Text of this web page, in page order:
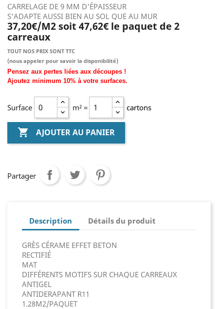
CARRELAGE DE 9 MM D'ÉPAISSEUR
S'ADAPTE AUSSI BIEN AU SOL QUE AU MUR
37,20€/M2 soit 47,62€ le paquet de 2
carreaux
TOUT NOS PRIX SONT TTC
(nous appeler pour savoir la disponibilité)
Pensez aux pertes liées aux découpes !
Ajoutez minimum 10% à votre surfaces.
Surface m² = cartons
 AJOUTER AU PANIER
Partager
Description Détails du produit
GRÈS CÉRAME EFFET BETON
RECTIFIÉ
MAT
DIFFÉRENTS MOTIFS SUR CHAQUE CARREAUX
ANTIGEL
ANTIDERAPANT R11
1.28M2/PAQUET